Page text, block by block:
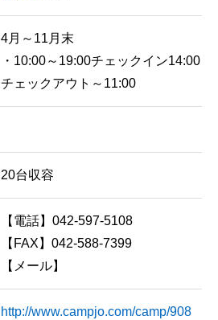
4月～11月末
・10:00～19:00チェックイン14:00～
チェックアウト～11:00
20台収容
【電話】042-597-5108
【FAX】042-588-7399
【メール】
http://www.campjo.com/camp/908